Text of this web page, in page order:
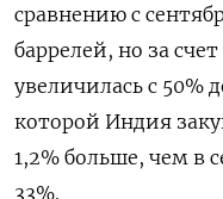
сравнению с
баррелей, но за
увеличилась с 50%
которой Индия
1,2% больше, чем в
33%.